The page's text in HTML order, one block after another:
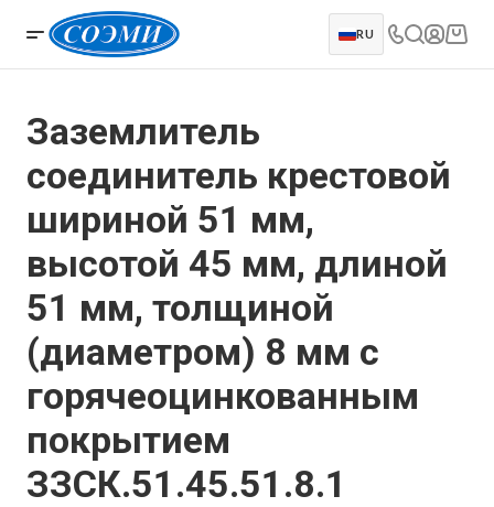
RU
Заземлитель
соединитель крестовой
шириной 51 мм,
высотой 45 мм, длиной
51 мм, толщиной
(диаметром) 8 мм с
горячеоцинкованным
покрытием
ЗЗСК.51.45.51.8.1